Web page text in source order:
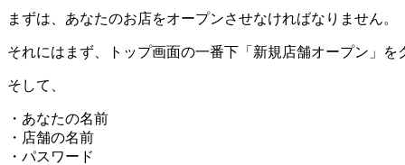
まずは、あなたのお店をオープンさせなければなりません。
それにはまず、トップ画面の一番下「新規店舗オープン」を
そして、
・あなたの名前
・店舗の名前
・パスワード